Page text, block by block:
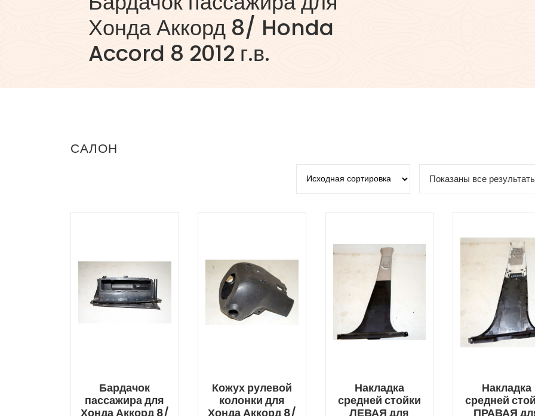
Хонда Аккорд 8/ Honda
Accord 8 2012 г.в.
САЛОН
Показаны все
Бардачок
пассажира для
Хонда Аккорд 8/
Кожух рулевой
колонки для
Хонда Аккорд 8/
Накладка
средней стойки
ЛЕВАЯ для
Накладка
средней
ПРАВАЯ